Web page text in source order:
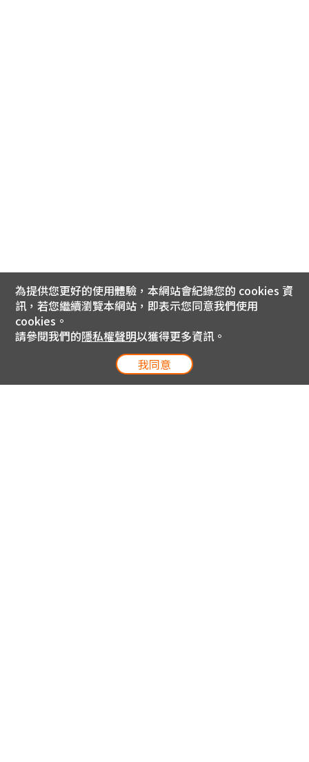
為提供您更好的使用體驗，本網站會紀錄您的 cookies 資
訊，若您繼續瀏覽本網站，即表示您同意我們使用
cookies。
請參閱我們的隱私權聲明以獲得更多資訊。
我同意